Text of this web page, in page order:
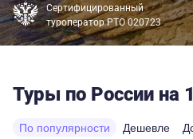
Сертифицированный
туроператор РТО 020723
Туры по России на
По популярности Дешевле